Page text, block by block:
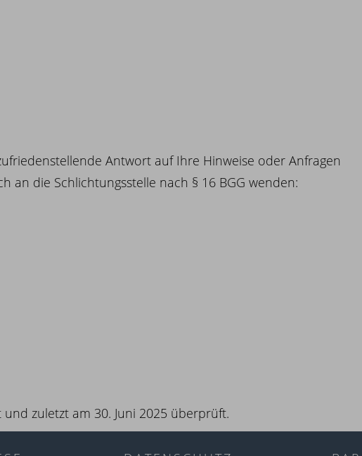
Antwort auf Ihre Hinweise oder Anfragen
an die Schlichtungsstelle nach § 16 BGG wenden:
zuletzt am 30. Juni 2025 überprüft.